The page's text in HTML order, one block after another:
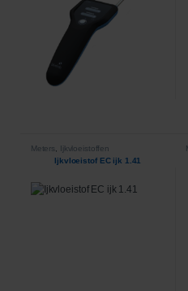
Meters
Ijkvloeistoffen
Ijkvloeistof EC ijk 1.41